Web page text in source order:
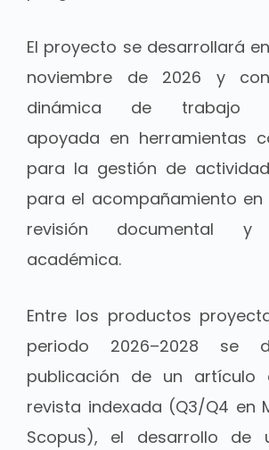
El proyecto se desarrollará
noviembre de 2026 y
dinámica de trabajo
apoyada en herramientas
para la gestión de
para el acompañamiento
revisión documental y
académica.
Entre los productos
periodo 2026–2028 se
publicación de un artículo
revista indexada (Q3/Q4 en
Scopus), el desarrollo de